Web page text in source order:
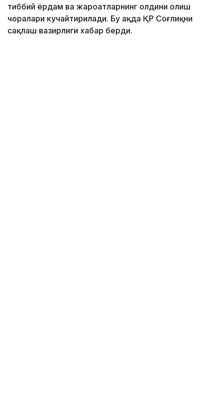
тиббий ёрдам ва жароҳатларнинг олдини олиш
чоралари кучайтирилади. Бу ҳақда ҚР Соғлиқни
сақлаш вазирлиги хабар берди.